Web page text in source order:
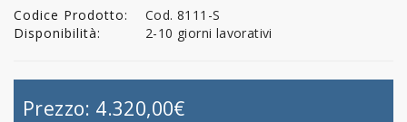
Codice Prodotto:
Cod. 8111-S
Disponibilità:
2-10 giorni lavorativi
Prezzo: 4.320,00€